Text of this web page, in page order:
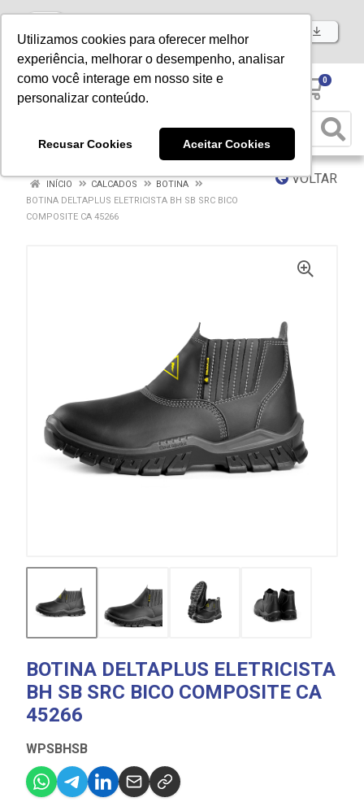
Utilizamos cookies para oferecer melhor
experiência, melhorar o desempenho, analisar
como você interage em nosso site e
personalizar conteúdo.
Recusar Cookies Aceitar Cookies
Baixe já nosso APP
0
VOLTAR
INÍCIO CALCADOS
BOTINA
BOTINA DELTAPLUS ELETRICISTA BH SB SRC BICO
COMPOSITE CA 45266
BOTINA DELTAPLUS ELETRICISTA
BH SB SRC BICO COMPOSITE CA
45266
WPSBHSB